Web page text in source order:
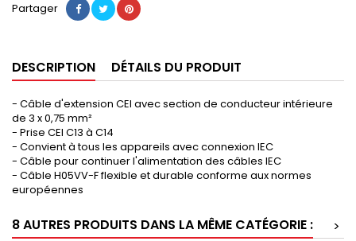
Partager
DESCRIPTION DÉTAILS DU PRODUIT
- Câble d'extension CEI avec section de conducteur intérieure
de 3 x 0,75 mm²
- Prise CEI C13 à C14
- Convient à tous les appareils avec connexion IEC
- Câble pour continuer l'alimentation des câbles IEC
- Câble H05VV-F flexible et durable conforme aux normes
européennes
8 AUTRES PRODUITS DANS LA MÊME CATÉGORIE :
>